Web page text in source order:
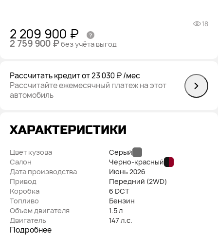
18
2 209 900 ₽
2 759 900 ₽без учёта выгод
Рассчитать кредитот 23 030 ₽/мес
Рассчитайте ежемесячный платеж на этот
автомобиль
ХАРАКТЕРИСТИКИ
Цвет кузова
Серый
Салон
Черно-красный
Дата производства
Июнь 2026
Привод
Передний (2WD)
Коробка
6 DCT
Топливо
Бензин
Объем двигателя
1.5 л
Двигатель
147 л.с.
Подробнее